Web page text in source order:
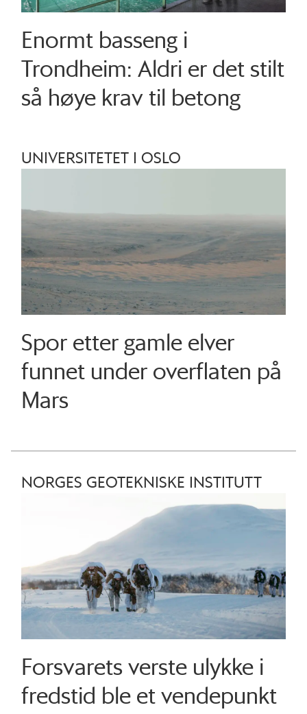
Enormt basseng i
Trondheim: Aldri er det stilt
så høye krav til betong
UNIVERSITETET I OSLO
Spor etter gamle elver
funnet under overflaten på
Mars
NORGES GEOTEKNISKE INSTITUTT
Forsvarets verste ulykke i
fredstid ble et vendepunkt